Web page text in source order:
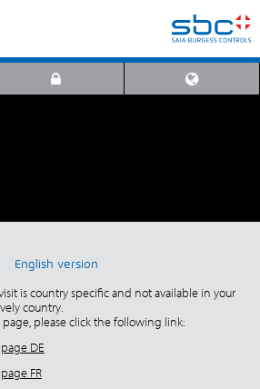
English version
is country specific and not available in your
country.
please click the following link:
DE
FR